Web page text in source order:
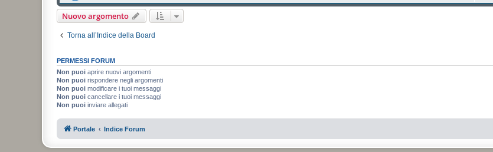
Nuovo argomento
Torna all’Indice della Board
PERMESSI FORUM
Non puoi aprire nuovi argomenti
Non puoi rispondere negli argomenti
Non puoi modificare i tuoi messaggi
Non puoi cancellare i tuoi messaggi
Non puoi inviare allegati
Portale Indice Forum